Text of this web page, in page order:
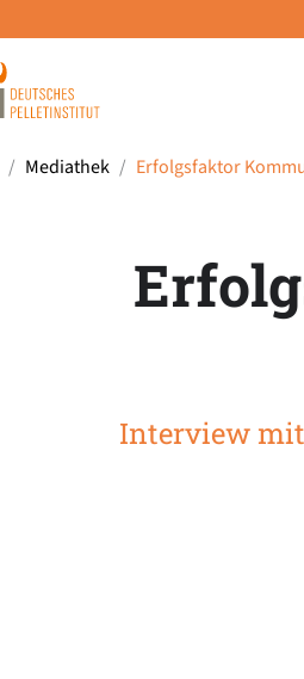
Mediathek Erfolgsfaktor
Interview mit